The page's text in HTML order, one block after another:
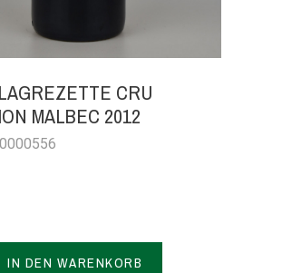
CRU
MALBEC 2012
IN DEN WARENKORB